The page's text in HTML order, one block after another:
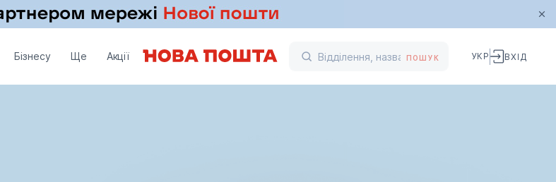
Бізнесу Ще Акції ПОШУК УКР ВХІД